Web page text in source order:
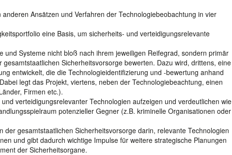
Ansätzen und Verfahren der Technologiebeobachtung in vier
eine Basis, um sicherheits- und verteidigungsrelevante
Systeme nicht bloß nach ihrem jeweiligen Reifegrad, sondern primär
Sicherheitsvorsorge bewerten. Dazu wird, drittens, eine
entwickelt, die die Technologieidentifizierung und -bewertung anhand
legt das Projekt, viertens, neben der Technologiebeachtung, einen
Firmen etc.).
verteidigungsrelevanter Technologien aufzeigen und verdeutlichen wie
potenzieller Gegner (z.B. kriminelle Organisationen oder
gesamtstaatlichen Sicherheitsvorsorge darin, relevante Technologien
und gibt dadurch wichtige Impulse für weitere strategische Planungen
der Sicherheitsorgane.